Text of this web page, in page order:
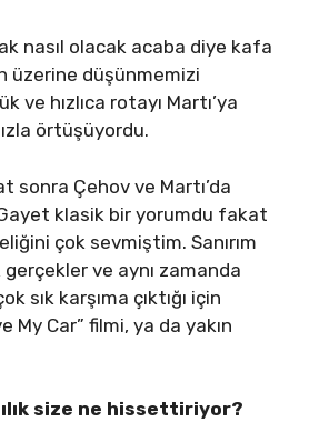
nasıl olacak acaba diye kafa
üzerine düşünmemizi
hızlıca rotayı Martı’ya
örtüşüyordu.
sonra Çehov ve Martı’da
klasik bir yorumdu fakat
çok sevmiştim. Sanırım
ve aynı zamanda
sık karşıma çıktığı için
Car” filmi, ya da yakın
size ne hissettiriyor?